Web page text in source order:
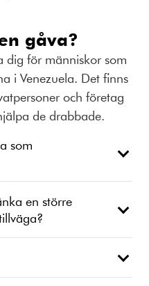
gåva?
dig för människor som
i Venezuela. Det finns
och företag
de drabbade.
som
en större